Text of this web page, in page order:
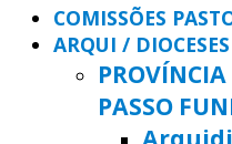
COMISSÕES
ARQUI / DIOCESES
PROVÍNCIA
PASSO